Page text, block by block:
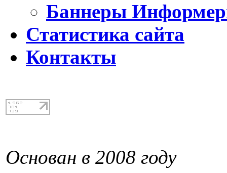
Баннеры
Статистика сайта
Контакты
Основан в 2008 году